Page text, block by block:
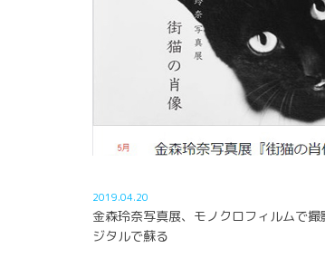
2019.04.20
金森玲奈写真展、モノクロフィルムで
ジタルで蘇る